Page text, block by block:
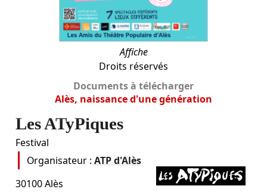
Affiche
Droits réservés
Documents à télécharger
Alès, naissance d'une génération
Les ATyPiques
Festival
Organisateur : ATP d'Alès
30100 Alès